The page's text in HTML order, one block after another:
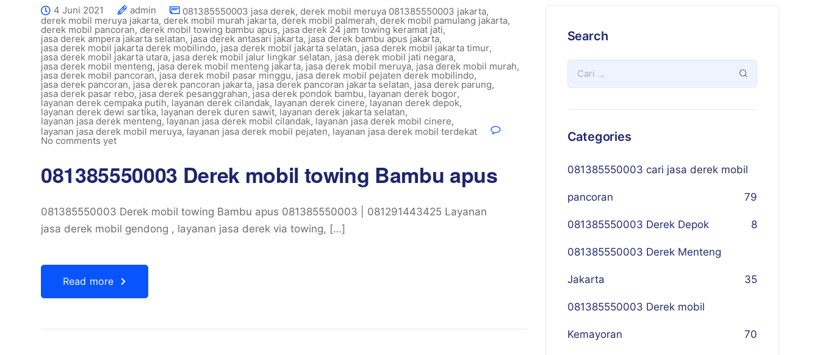
4 Juni 2021 admin 081385550003 jasa derek, derek mobil meruya 081385550003 jakarta,
derek mobil meruya jakarta, derek mobil murah jakarta, derek mobil palmerah,derek mobil pamulang jakarta,
derek mobil pancoran, derek mobil towing bambu apus, jasa derek 24 jam towing keramat jati,
jasa derek ampera jakarta selatan, jasa derek antasari jakarta, jasa derek bambu apus jakarta,
jasa derek mobil jakarta derek mobilindo, jasa derek mobil jakarta selatan, jasa derek mobil jakarta timur,
jasa derek mobil jakarta utara, jasa derek mobil jalur lingkar selatan, jasa derek mobil jati negara,
jasa derek mobil menteng, jasa derek mobil menteng jakarta, jasa derek mobil meruya, jasa derek mobil murah,
jasa derek mobil pancoran,jasa derek mobil pasar minggu, jasa derek mobil pejaten derek mobilindo,
jasa derek pancoran, jasa derek pancoran jakarta, jasa derek pancoran jakarta selatan, jasa derek parung,
jasa derek pasar rebo, jasa derek pesanggrahan, jasa derek pondok bambu, layanan derek bogor,
layanan derek cempaka putih, layanan derek cilandak, layanan derek cinere, layanan derek depok,
layanan derek dewi sartika, layanan derek duren sawit, layanan derek jakarta selatan,
layanan jasa derek menteng, layanan jasa derek mobil cilandak, layanan jasa derek mobil cinere,
layanan jasa derek mobil meruya, layanan jasa derek mobil pejaten, layanan jasa derek mobil terdekat
No comments yet
081385550003 Derek mobil towing Bambu apus
081385550003 Derek mobil towing Bambu apus 081385550003 | 081291443425 Layanan
jasa derek mobil gendong , layanan jasa derek via towing, […]
Read more
Search
Categories
081385550003 cari jasa derek mobil
pancoran 79
081385550003 Derek Depok 8
081385550003 Derek Menteng
Jakarta 35
081385550003 Derek mobil
Kemayoran 70